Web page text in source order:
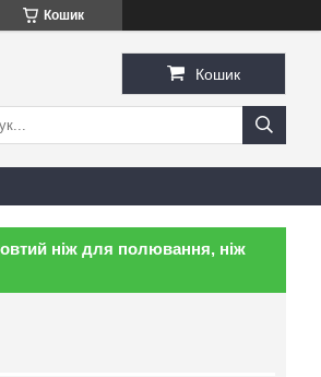
Кошик
Кошик
ніж для полювання, ніж